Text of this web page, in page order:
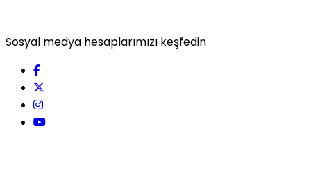
Sosyal medya hesaplarımızı keşfedin